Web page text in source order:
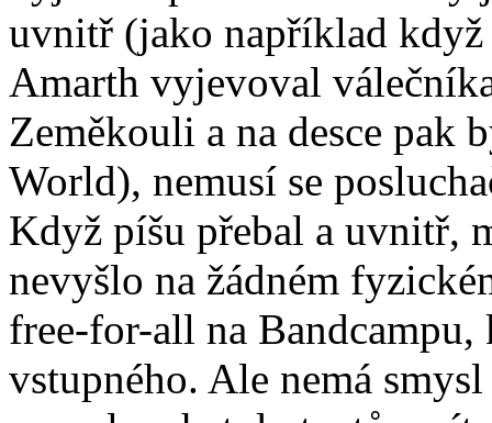
uvnitř (jako například
Amarth vyjevoval
Zeměkouli a na desce pak
World), nemusí se
Když píšu přebal a uvnitř,
nevyšlo na žádném
free-for-all na
vstupného. Ale nemá